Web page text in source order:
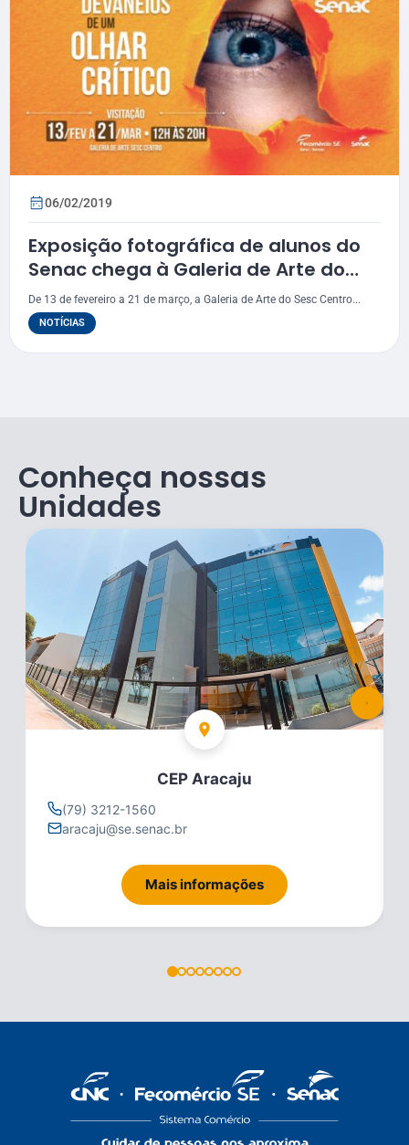
06/02/2019
Exposição fotográfica de alunos do
Senac chega à Galeria de Arte do
Sesc
De 13 de fevereiro a 21 de março, a Galeria de Arte do Sesc Centro...
NOTÍCIAS
Conheça nossas
Unidades
CEP Aracaju
(79) 3212-1560
aracaju@se.senac.br
Mais informações